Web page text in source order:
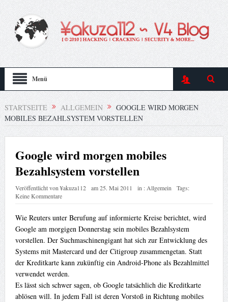
Menü
STARTSEITE ALLGEMEIN
GOOGLE WIRD MORGEN
MOBILES BEZAHLSYSTEM VORSTELLEN
Google wird morgen mobiles
Bezahlsystem vorstellen
Veröffentlicht von¥akuza112 am25. Mai 2011 in : Allgemein
Tags:
Keine Kommentare
Wie Reuters unter Berufung auf informierte Kreise berichtet, wird
Google am morgigen Donnerstag sein mobiles Bezahlsystem
vorstellen. Der Suchmaschinengigant hat sich zur Entwicklung des
Systems mit Mastercard und der Citigroup zusammengetan. Statt
der Kreditkarte kann zukünftig ein Android-Phone als Bezahlmittel
verwendet werden.
Es lässt sich schwer sagen, ob Google tatsächlich die Kreditkarte
ablösen will. In jedem Fall ist deren Vorstoß in Richtung mobiles